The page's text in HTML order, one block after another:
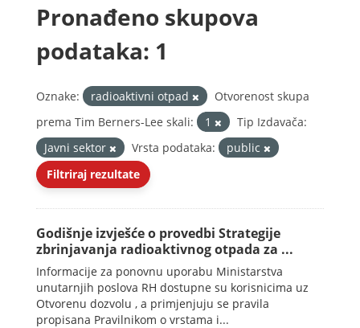
Pronađeno skupova
podataka: 1
Oznake: radioaktivni otpad
Otvorenost skupa
prema Tim Berners-Lee skali:
1
Tip Izdavača:
Javni sektor
Vrsta podataka:
public
Filtriraj rezultate
Godišnje izvješće o provedbi Strategije
zbrinjavanja radioaktivnog otpada za ...
Informacije za ponovnu uporabu Ministarstva
unutarnjih poslova RH dostupne su korisnicima uz
Otvorenu dozvolu , a primjenjuju se pravila
propisana Pravilnikom o vrstama i...